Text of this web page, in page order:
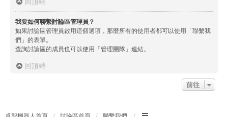
我要如何聯繫討論區管理員？
如果討論區管理員啟用這個選項，那麼所有的使用者都可以使用「聯繫我
們」的表單。
查詢討論區的成員也可以使用「管理團隊」連結。
回頂端
前往